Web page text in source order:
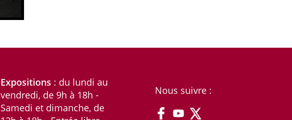
Expositions : du lundi au
vendredi, de 9h à 18h -
Samedi et dimanche, de
Nous suivre :